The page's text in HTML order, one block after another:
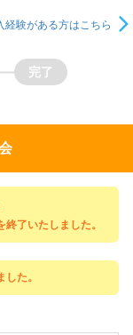
経験がある方はこちら
了いたしました。
た。